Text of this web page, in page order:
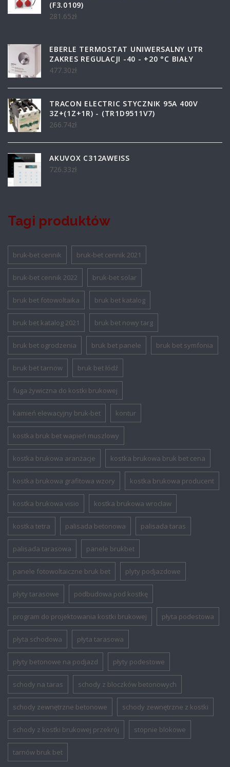
(F3.0109)
281.65zł
EBERLE TERMOSTAT UNIWERSALNY UTR
ZAKRES REGULACJI -40 - +20 °C BIAŁY
477.30zł
TRACON ELECTRIC STYCZNIK 95A 400V
3Z+(1Z+1R) - (TR1D9511V7)
266.74zł
AKUVOX C312AWEISS
726.33zł
Tagi produktów
bruk-bet cennik bruk-bet cennik 2021
bruk-bet cennik 2022 bruk-bet solar
bruk bet fotowoltaika bruk bet katalog
bruk bet katalog 2021 bruk bet nowy targ
bruk bet ogrodzenia bruk bet panele bruk bet symfonia
bruk bet tarnow bruk bet łódź
fuga żywiczna do kostki brukowej
kamień elewacyjny bruk-bet kontur
kostka bruk bet wapień muszlowy
kostka brukowa aranżacje kostka brukowa bruk bet cena
kostka brukowa grafitowa wzory kostka brukowa producent
kostka brukowa visio kostka brukowa wrocław
kostka tetra palisada betonowa palisada taras
palisada tarasowa panele brukbet
panele fotowoltaiczne bruk bet plyty podjazdowe
plyty tarasowe podbudowa pod kostkę
program do projektowania kostki brukowej płyta podestowa
płyta schodowa płyta tarasowa
płyty betonowe na podjazd płyty podestowe
schody na taras schody z bloczków betonowych
schody zewnętrzne betonowe schody zewnętrzne z kostki
schody z kostki brukowej przekrój stopnie blokowe
tarnów bruk bet